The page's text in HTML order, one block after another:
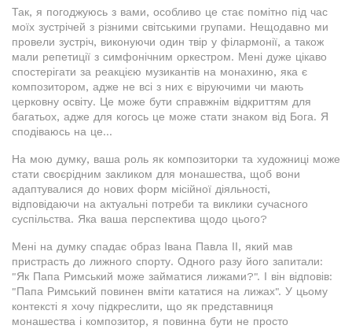
Так, я погоджуюсь з вами, особливо це стає помітно під час
моїх зустрічей з різними світськими групами. Нещодавно ми
провели зустріч, виконуючи один твір у філармонії, а також
мали репетиції з симфонічним оркестром. Мені дуже цікаво
спостерігати за реакцією музикантів на монахиню, яка є
композитором, адже не всі з них є віруючими чи мають
церковну освіту. Це може бути справжнім відкриттям для
багатьох, адже для когось це може стати знаком від Бога. Я
сподіваюсь на це...
На мою думку, ваша роль як композиторки та художниці може
стати своєрідним закликом для монашества, щоб вони
адаптувалися до нових форм місійної діяльності,
відповідаючи на актуальні потреби та виклики сучасного
суспільства. Яка ваша перспектива щодо цього?
Мені на думку спадає образ Івана Павла ІІ, який мав
пристрасть до лижного спорту. Одного разу його запитали:
"Як Папа Римський може займатися лижами?". І він відповів:
"Папа Римський повинен вміти кататися на лижах". У цьому
контексті я хочу підкреслити, що як представниця
монашества і композитор, я повинна бути не просто